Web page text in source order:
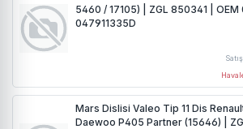
5460 / 17105) | ZGL 850341 | OEM
047911335D
Mars Dislisi Valeo Tip 11 Dis
Daewoo P405 Partner (15646) |